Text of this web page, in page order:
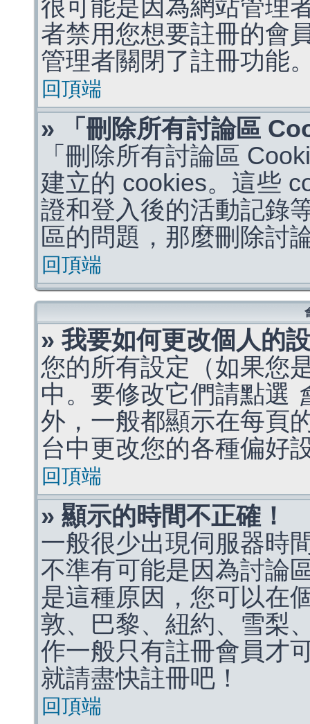
很可能是因為網站管理
者禁用您想要註冊的會
管理者關閉了註冊功能
回頂端
» 「刪除所有討論區
「刪除所有討論區
建立的 cookies。這些
證和登入後的活動記錄
區的問題，那麼刪除討
回頂端
» 我要如何更改個人的
您的所有設定（如果您
中。要修改它們請點選
外，一般都顯示在每頁
台中更改您的各種偏好
回頂端
» 顯示的時間不正確！
一般很少出現伺服器時
不準有可能是因為討論
是這種原因，您可以在
敦、巴黎、紐約、雪梨
作一般只有註冊會員才
就請盡快註冊吧！
回頂端